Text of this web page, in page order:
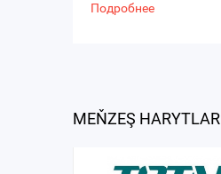
Подробнее
MEŇZEŞ HARYTLAR